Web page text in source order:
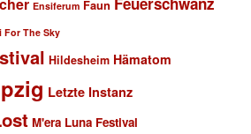
Ensiferum Faun
For The Sky
Hildesheim Hämatom
Letzte Instanz
M'era Luna Festival